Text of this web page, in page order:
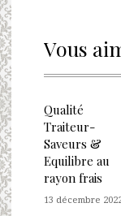
Vous
Qualité
Traiteur-
Saveurs &
Equilibre au
rayon frais
13 décembre